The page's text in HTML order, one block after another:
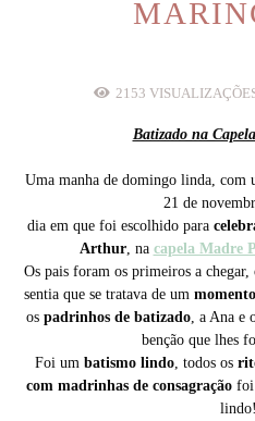
2153
Batizado na
Uma manha de domingo linda, com
21 de
dia em que foi escolhido para
Arthur, na capela Madre
Os pais foram os primeiros a
sentia que se tratava de um
os padrinhos de batizado , a Ana
benção que lhes
Foi um batismo lindo , todos os
com madrinhas de consagraçãofoi